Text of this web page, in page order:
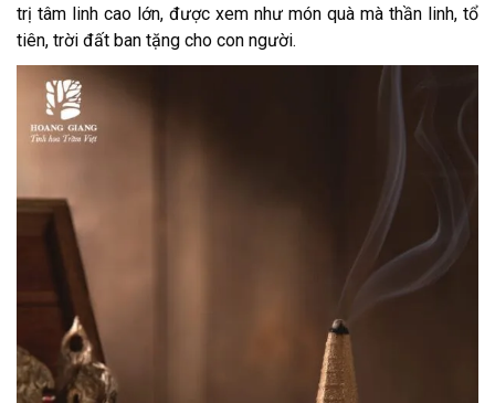
trị tâm linh cao lớn, được xem như món quà mà thần linh, tổ
tiên, trời đất ban tặng cho con người.